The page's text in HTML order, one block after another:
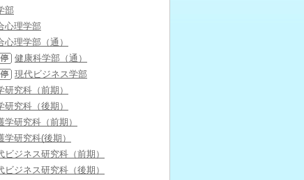
部
心理学部
心理学部（通）
健康科学部（通）
現代ビジネス学部
研究科（前期）
研究科（後期）
学研究科（前期）
学研究科(後期）
ビジネス研究科（前期）
ビジネス研究科（後期）